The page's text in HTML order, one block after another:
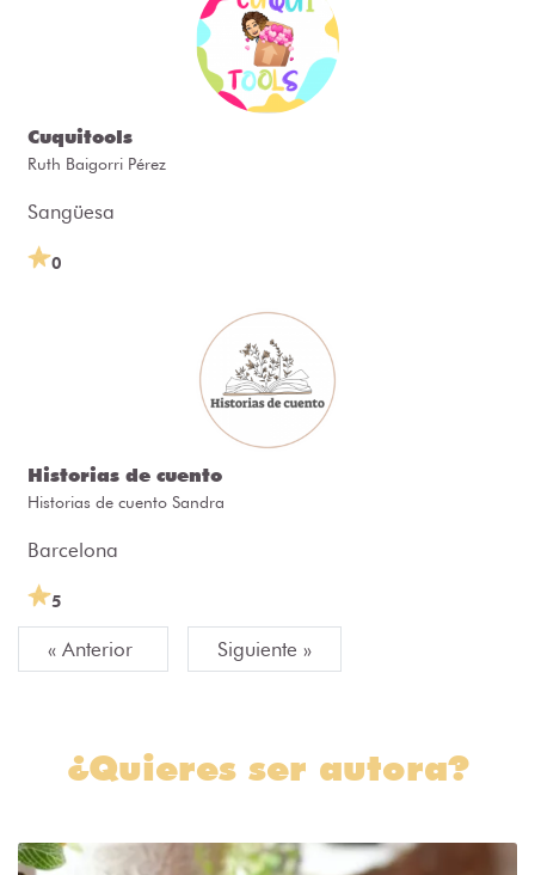
Cuquitools
Ruth Baigorri Pérez
Sangüesa
0
Historias de cuento
Historias de cuento Sandra
Barcelona
5
« Anterior Siguiente »
¿Quieres ser autora?